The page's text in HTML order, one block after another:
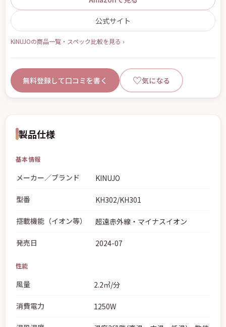
公式サイト
KINUJOの商品一覧・スペック比較を見る ›
無料登録して口コミを書く ♡気になる
製品仕様
基本情報
メーカー／ブランド KINUJO
型番 KH302/KH301
搭載機能（イオン等） 超遠赤外線・マイナスイオン
発売日 2024-07
性能
風量 2.2㎥/分
消費電力 1250W